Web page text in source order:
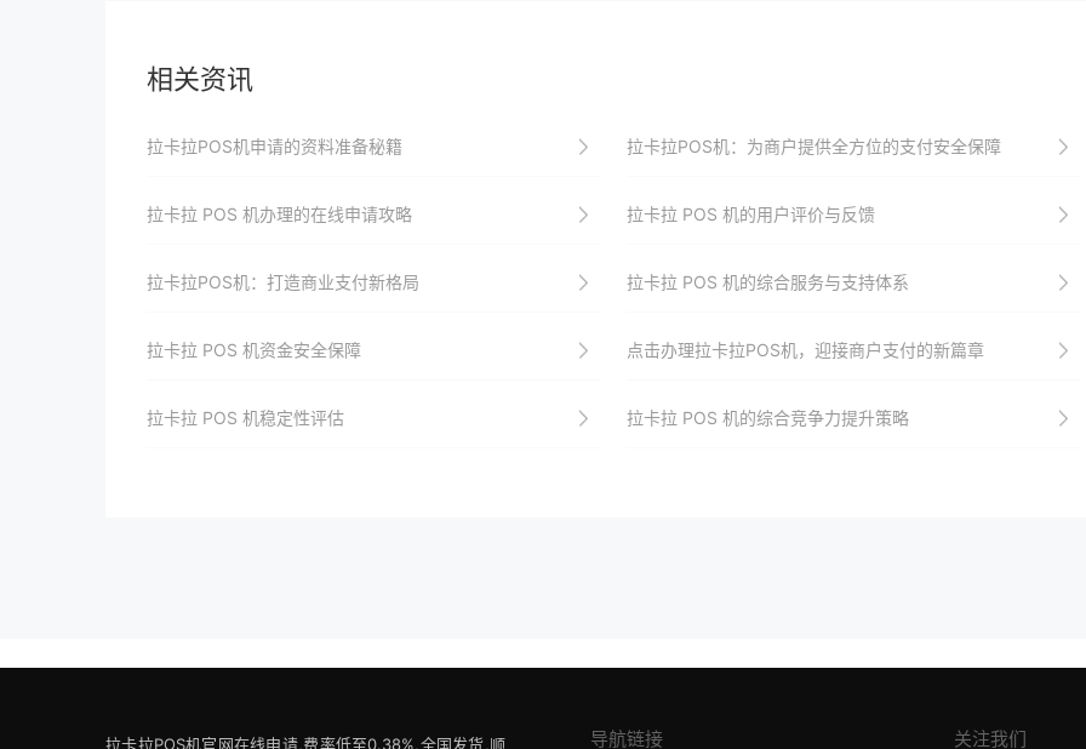
相关资讯
拉卡拉POS机申请的资料准备秘籍 拉卡拉POS机：为商户提供全方位的支付安全保障
拉卡拉 POS 机办理的在线申请攻略 拉卡拉 POS 机的用户评价与反馈
拉卡拉POS机：打造商业支付新格局 拉卡拉 POS 机的综合服务与支持体系
拉卡拉 POS 机资金安全保障 点击办理拉卡拉POS机，迎接商户支付的新篇章
拉卡拉 POS 机稳定性评估 拉卡拉 POS 机的综合竞争力提升策略
拉卡拉POS机官网在线申请,费率低至0.38%,全国发货,顺
导航链接 关注我们